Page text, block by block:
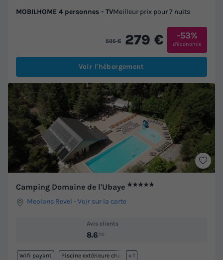
MOBILHOME 4 personnes - TVMeilleur prix pour 7 nuits
595 € 279 € -53%
d'économie
Voir l'hébergement
Camping Domaine de l'Ubaye ★★★★★
Meolans Revel -Voir sur la carte
Avis clients
8.6/10
Wifi payant Piscine extérieure chauffée
+ 1